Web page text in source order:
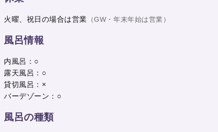
火曜、祝日の場合は営業 （GW・年末年始は営業）
風呂情報
内風呂：○
露天風呂：○
貸切風呂：×
バーデゾーン：○
風呂の種類